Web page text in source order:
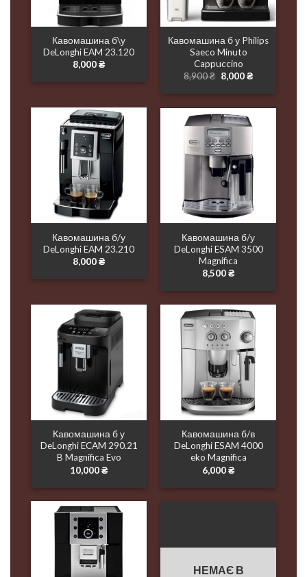
Кавомашина б\у
DeLonghi EAM 23.120
8,000₴
Кавомашина б у Philips
Saeco Minuto
Cappuccino
8,900₴ Оригінальна
ціна:
8,000₴Поточна
Кавомашина б/у
DeLonghi EAM 23.210
8,000₴
Кавомашина б/у
DeLonghi ESAM 3500
Magnifica
8,500₴
Кавомашина б у
DeLonghi ECAM 290.21
B Magnifica Evo
10,000₴
Кавомашина б/в
DeLonghi ESAM 4000
eko Magnifica
6,000₴
НЕМАЄ В